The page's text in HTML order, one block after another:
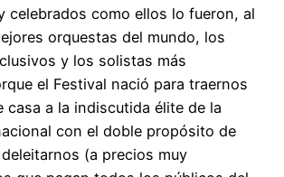
celebrados como ellos lo fueron, al
orquestas del mundo, los
y los solistas más
el Festival nació para traernos
casa a la indiscutida élite de la
con el doble propósito de
(a precios muy